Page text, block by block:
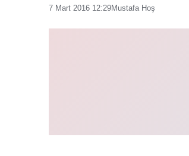
7 Mart 2016 12:29Mustafa Hoş